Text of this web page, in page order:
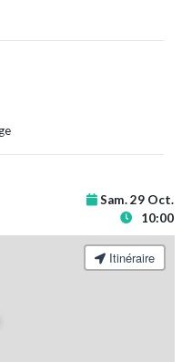
Sam. 29 Oct.
10:00
Itinéraire